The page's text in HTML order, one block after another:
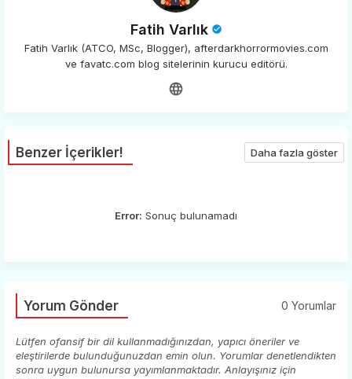
Fatih Varlık
Fatih Varlık (ATCO, MSc, Blogger), afterdarkhorrormovies.com
ve favatc.com blog sitelerinin kurucu editörü.
Benzer İçerikler! Daha fazla göster
Error: Sonuç bulunamadı
Yorum Gönder 0 Yorumlar
Lütfen ofansif bir dil kullanmadığınızdan, yapıcı öneriler ve
eleştirilerde bulunduğunuzdan emin olun. Yorumlar denetlendikten
sonra uygun bulunursa yayımlanmaktadır. Anlayışınız için